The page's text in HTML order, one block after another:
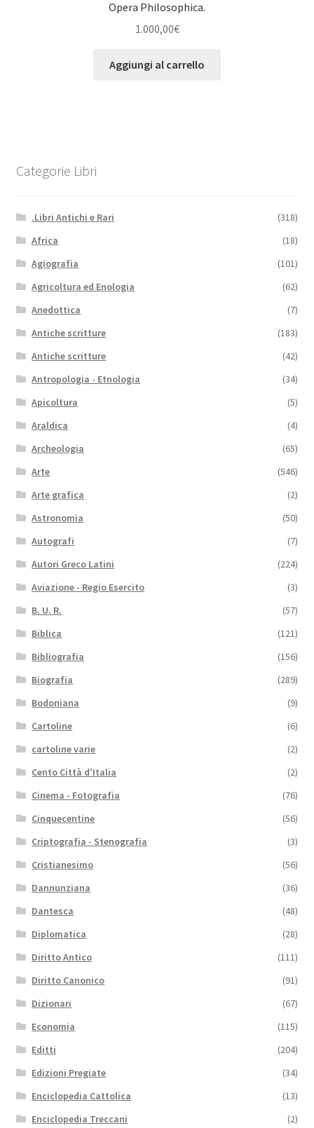
Opera Philosophica.
1.000,00€
Aggiungi al carrello
Categorie Libri
.Libri Antichi e Rari
(318)
Africa
(18)
Agiografia
(101)
Agricoltura ed Enologia
(62)
Anedottica
(7)
Antiche scritture
(183)
Antiche scritture
(42)
Antropologia - Etnologia
(34)
Apicoltura
(5)
Araldica
(4)
Archeologia
(65)
Arte
(546)
Arte grafica
(2)
Astronomia
(50)
Autografi
(7)
Autori Greco Latini
(224)
Aviazione - Regio Esercito
(3)
B. U. R.
(57)
Biblica
(121)
Bibliografia
(156)
Biografia
(289)
Bodoniana
(9)
Cartoline
(6)
cartoline varie
(2)
Cento Città d'Italia
(2)
Cinema - Fotografia
(76)
Cinquecentine
(56)
Criptografia - Stenografia
(3)
Cristianesimo
(56)
Dannunziana
(36)
Dantesca
(48)
Diplomatica
(28)
Diritto Antico
(111)
Diritto Canonico
(91)
Dizionari
(67)
Economia
(115)
Editti
(204)
Edizioni Pregiate
(34)
Enciclopedia Cattolica
(13)
Enciclopedia Treccani
(2)